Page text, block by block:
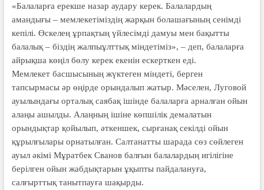
«Балаларға ерекше назар аудару керек. Балалардың
амандығы – мемлекетіміздің жарқын болашағының сенімді
кепілі. Өскелең ұрпақтың үйлесімді дамуы мен бақытты
балалық – біздің жалпыұлттық міндетіміз», – деп, балаларға
айрықша көңіл бөлу керек екенін ескерткен еді.
Мемлекет басшысының жүктеген міндеті, берген
тапсырмасы әр өңірде орындалып жатыр. Мәселен, Луговой
ауылындағы орталық саябақ ішінде балаларға арналған ойын
алаңы ашылды. Алаңның ішіне көпшілік демалатын
орындықтар қойылып, әткеншек, сырғанақ секілді ойын
құрылғылары орнатылған. Салтанатты шарада сөз сөйлеген
ауыл әкімі Мұратбек Сванов балғын балалардың игілігіне
берілген ойын жабдықтарын ұқыпты пайдалануға,
салғырттық танытпауға шақырды.